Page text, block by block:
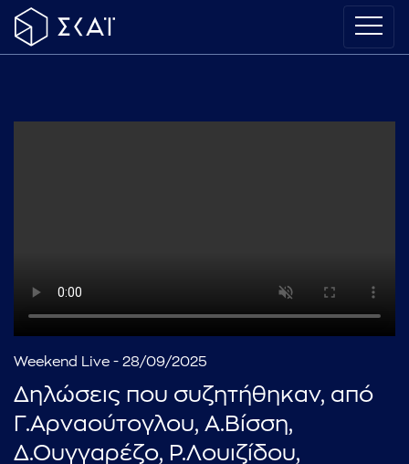
Weekend Live - 28/09/2025
Δηλώσεις που συζητήθηκαν, από
Γ.Αρναούτογλου, Α.Βίσση,
Δ.Ουγγαρέζο, Ρ.Λουιζίδου,